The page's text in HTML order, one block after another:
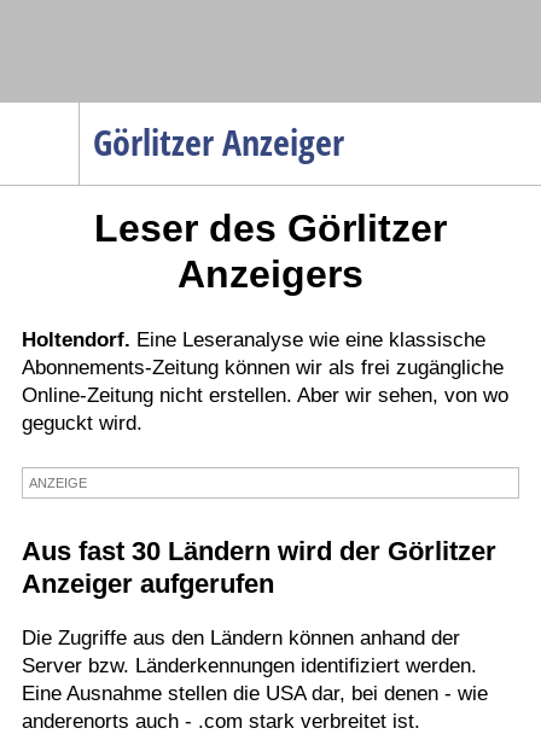
Görlitzer Anzeiger
Wirtschaft
Service
Verkehr
Kultur
Termine
Leser des Görlitzer
Anzeigers
Holtendorf. Eine Leseranalyse wie eine klassische
Abonnements-Zeitung können wir als frei zugängliche
Online-Zeitung nicht erstellen. Aber wir sehen, von wo
geguckt wird.
ANZEIGE
Aus fast 30 Ländern wird der Görlitzer
Anzeiger aufgerufen
Die Zugriffe aus den Ländern können anhand der
Server bzw. Länderkennungen identifiziert werden.
Eine Ausnahme stellen die USA dar, bei denen - wie
anderenorts auch - .com stark verbreitet ist.